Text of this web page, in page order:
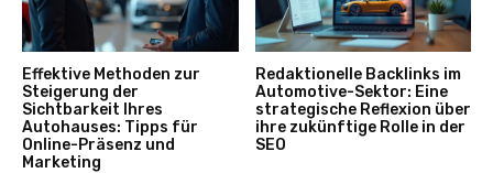
Effektive Methoden zur
Steigerung der
Sichtbarkeit Ihres
Autohauses: Tipps für
Online-Präsenz und
Marketing
Redaktionelle Backlinks im
Automotive-Sektor: Eine
strategische Reflexion über
ihre zukünftige Rolle in der
SEO